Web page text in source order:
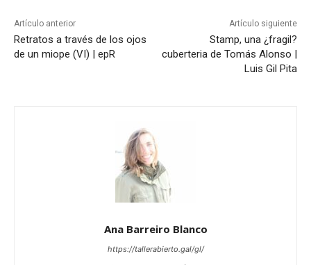
Artículo anterior
Retratos a través de los ojos
de un miope (VI) | epR
Artículo siguiente
Stamp, una ¿fragil?
cuberteria de Tomás Alonso |
Luis Gil Pita
Ana Barreiro Blanco
https://tallerabierto.gal/gl/